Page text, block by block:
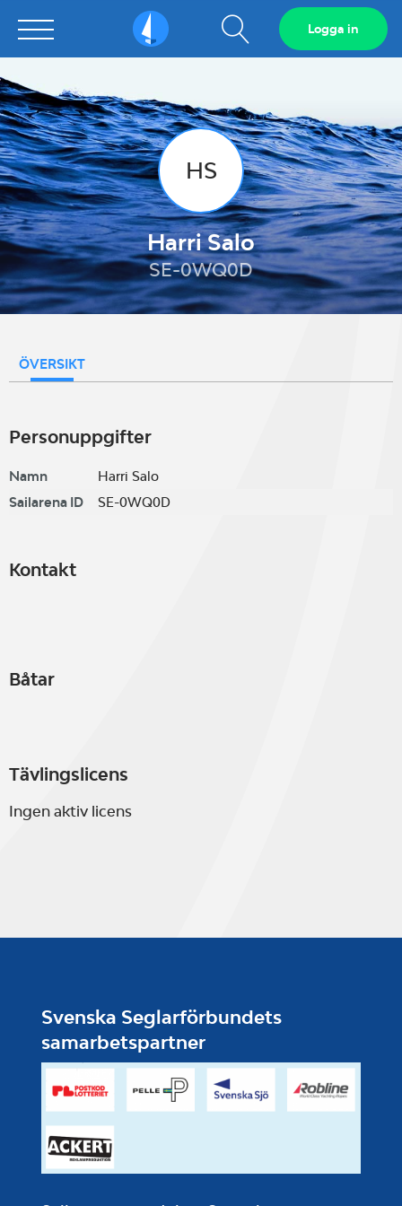
Sailarena Visa
sökfält
Logga in
HS
Harri Salo
SE-0WQ0D
ÖVERSIKT
Personuppgifter
Namn
Harri Salo
Sailarena ID
SE-0WQ0D
Kontakt
Båtar
Tävlingslicens
Ingen aktiv licens
Svenska Seglarförbundets
samarbetspartner